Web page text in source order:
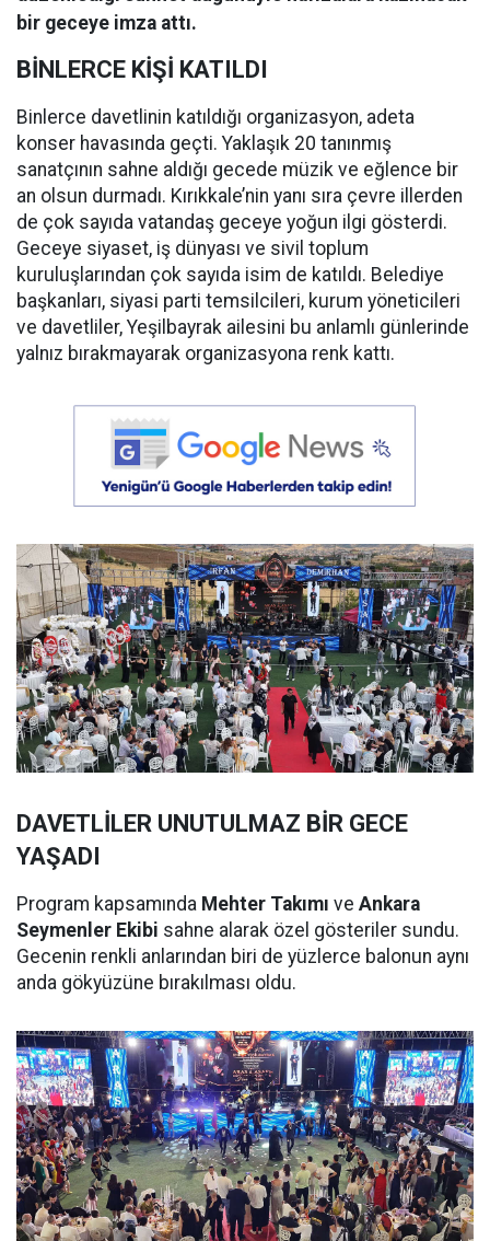
bir geceye imza attı.
BİNLERCE KİŞİ KATILDI
Binlerce davetlinin katıldığı organizasyon, adeta
konser havasında geçti. Yaklaşık 20 tanınmış
sanatçının sahne aldığı gecede müzik ve eğlence bir
an olsun durmadı. Kırıkkale’nin yanı sıra çevre illerden
de çok sayıda vatandaş geceye yoğun ilgi gösterdi.
Geceye siyaset, iş dünyası ve sivil toplum
kuruluşlarından çok sayıda isim de katıldı. Belediye
başkanları, siyasi parti temsilcileri, kurum yöneticileri
ve davetliler, Yeşilbayrak ailesini bu anlamlı günlerinde
yalnız bırakmayarak organizasyona renk kattı.
DAVETLİLER UNUTULMAZ BİR GECE
YAŞADI
Program kapsamında Mehter Takımı ve Ankara
Seymenler Ekibi sahne alarak özel gösteriler sundu.
Gecenin renkli anlarından biri de yüzlerce balonun aynı
anda gökyüzüne bırakılması oldu.